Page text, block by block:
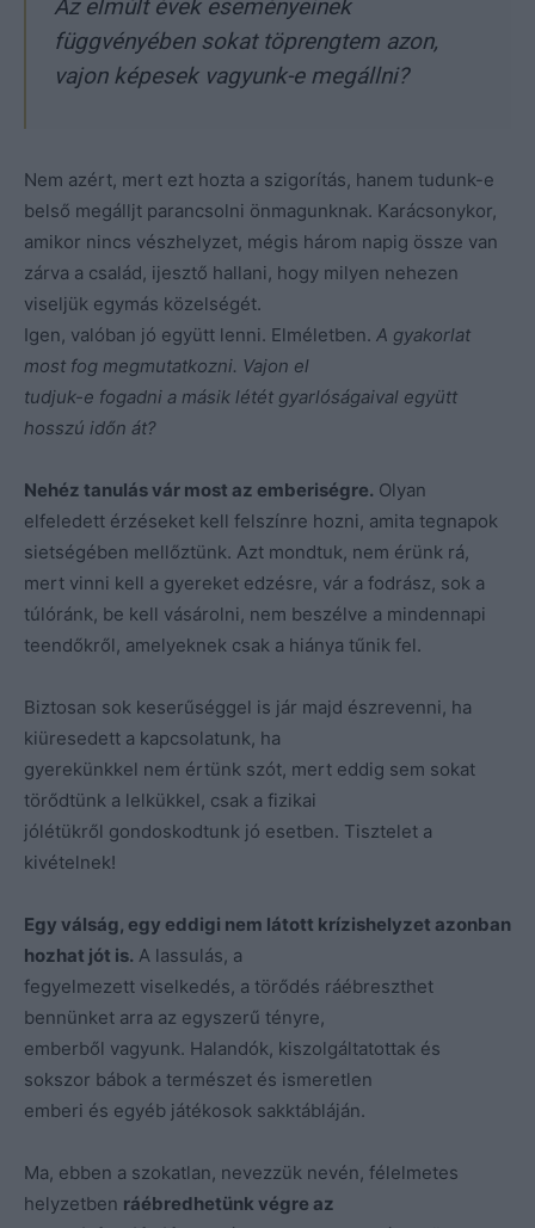
Az elmúlt évek eseményeinek
függvényében sokat töprengtem azon,
vajon képesek vagyunk-e megállni?
Nem azért, mert ezt hozta a szigorítás, hanem tudunk-e
belső megálljt parancsolni önmagunknak. Karácsonykor,
amikor nincs vészhelyzet, mégis három napig össze van
zárva a család, ijesztő hallani, hogy milyen nehezen
viseljük egymás közelségét.
Igen, valóban jó együtt lenni. Elméletben. A gyakorlat
most fog megmutatkozni. Vajon el
tudjuk-e fogadni a másik létét gyarlóságaival együtt
hosszú időn át?
Nehéz tanulás vár most az emberiségre. Olyan
elfeledett érzéseket kell felszínre hozni, amita tegnapok
sietségében mellőztünk. Azt mondtuk, nem érünk rá,
mert vinni kell a gyereket edzésre, vár a fodrász, sok a
túlóránk, be kell vásárolni, nem beszélve a mindennapi
teendőkről, amelyeknek csak a hiánya tűnik fel.
Biztosan sok keserűséggel is jár majd észrevenni, ha
kiüresedett a kapcsolatunk, ha
gyerekünkkel nem értünk szót, mert eddig sem sokat
törődtünk a lelkükkel, csak a fizikai
jólétükről gondoskodtunk jó esetben. Tisztelet a
kivételnek!
Egy válság, egy eddigi nem látott krízishelyzet azonban
hozhat jót is. A lassulás, a
fegyelmezett viselkedés, a törődés ráébreszthet
bennünket arra az egyszerű tényre,
emberből vagyunk. Halandók, kiszolgáltatottak és
sokszor bábok a természet és ismeretlen
emberi és egyéb játékosok sakktábláján.
Ma, ebben a szokatlan, nevezzük nevén, félelmetes
helyzetben ráébredhetünk végre az